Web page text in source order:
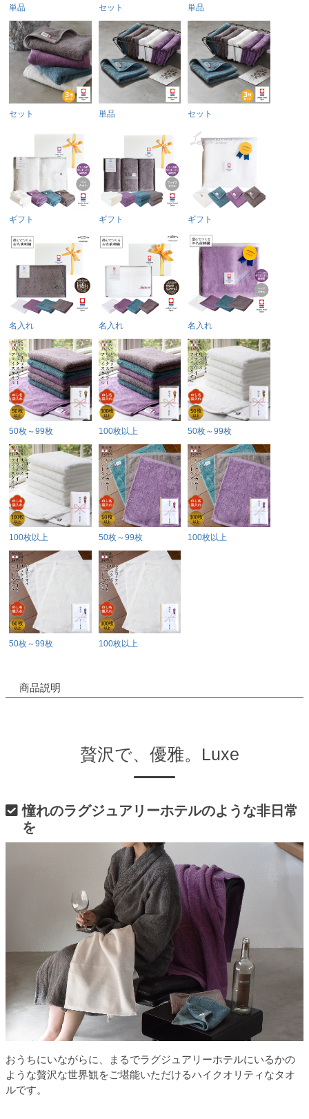
単品 セット 単品
セット 単品 セット
ギフト ギフト ギフト
名入れ 名入れ 名入れ
50枚～99枚 100枚以上 50枚～99枚
100枚以上 50枚～99枚 100枚以上
50枚～99枚 100枚以上
商品説明
贅沢で、優雅。Luxe
憧れのラグジュアリーホテルのような非日常
を
おうちにいながらに、まるでラグジュアリーホテルにいるかの
ような贅沢な世界観をご堪能いただけるハイクオリティなタオ
ルです。